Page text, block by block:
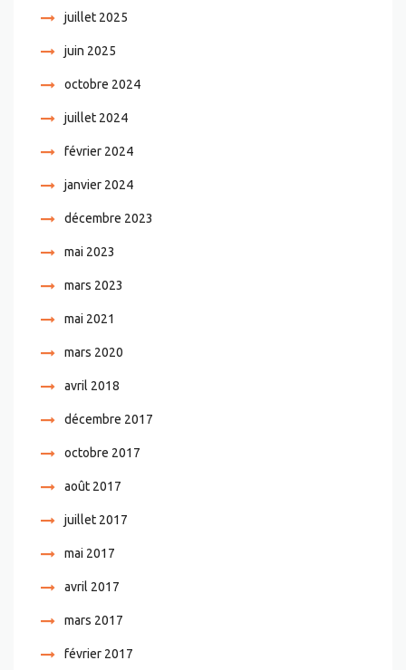
juillet 2025
juin 2025
octobre 2024
juillet 2024
février 2024
janvier 2024
décembre 2023
mai 2023
mars 2023
mai 2021
mars 2020
avril 2018
décembre 2017
octobre 2017
août 2017
juillet 2017
mai 2017
avril 2017
mars 2017
février 2017